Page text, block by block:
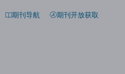
期刊导航 期刊开放获取